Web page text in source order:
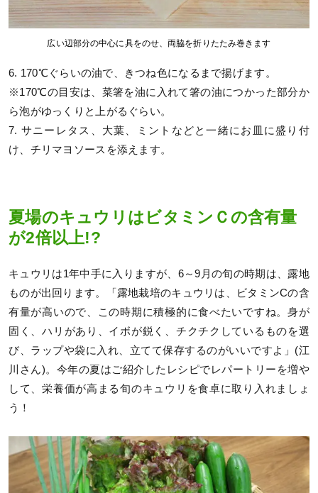
広い辺部分の中心に具をのせ、両脇を折りたたみ巻きます
6. 170℃ぐらいの油で、きつね色になるまで揚げます。
※170℃の目安は、菜箸を油に入れて箸の油につかった部分か
ら泡がゆっくりと上がるぐらい。
7. サニーレタス、大葉、ミントなどと一緒にお皿に盛り付
け、チリマヨソースを添えます。
夏場のキュウリはビタミンＣの含有量
が2倍以上!?
キュウリは1年中手に入りますが、6～9月の旬の時期は、露地
ものが出回ります。「露地栽培のキュウリは、ビタミンCの含
有量が高いので、この時期に積極的に食べたいですね。身が
固く、ハリがあり、イボが鋭く、チクチクしているものを選
び、ラップや袋に入れ、立てて保存するのがいいですよ」(江
川さん)。今年の夏はご紹介したレシピでレパートリーを増や
して、栄養価が高まる旬のキュウリを食卓に取り入れましょ
う！